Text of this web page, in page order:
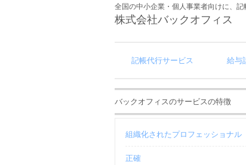
全国の中小企業・個人事業者向けに、
株式会社バックオフィス
記帳代行サービス 給与
バックオフィスのサービスの特徴
組織化されたプロフェッショナル
正確